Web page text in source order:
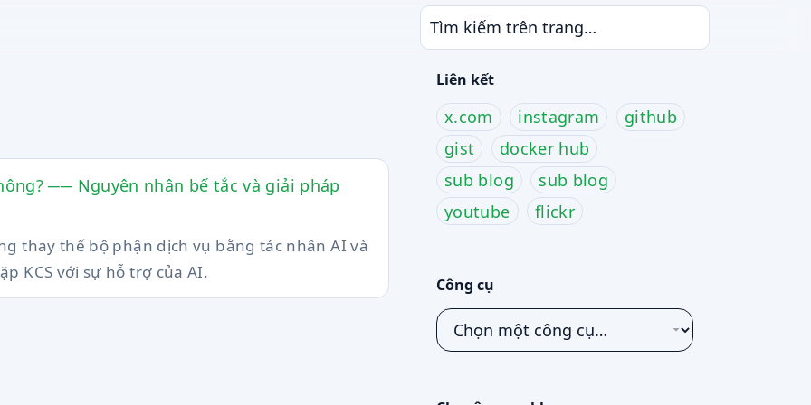
Liên kết
x.com instagram
github
gist
docker hub
sub blog
sub blog
youtube
flickr
Công cụ
Chọn
một
── Nguyên nhân bế tắc và giải pháp
thay thế bộ phận dịch vụ bằng tác nhân AI và
KCS với sự hỗ trợ của AI.